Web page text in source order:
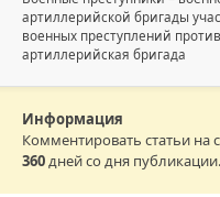
артиллерийской бригады
военных преступлений
артиллерийская бригада
Информация
Комментировать статьи на
360дней со дня публикации.